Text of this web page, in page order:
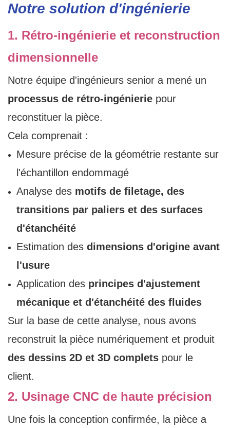
Notre solution d'ingénierie
1. Rétro-ingénierie et reconstruction
dimensionnelle
Notre équipe d'ingénieurs senior a mené un
processus de rétro-ingénierie pour
reconstituer la pièce.
Cela comprenait :
Mesure précise de la géométrie restante sur
l'échantillon endommagé
Analyse des motifs de filetage, des
transitions par paliers et des surfaces
d'étanchéité
Estimation des dimensions d'origine avant
l'usure
Application des principes d'ajustement
mécanique et d'étanchéité des fluides
Sur la base de cette analyse, nous avons
reconstruit la pièce numériquement et produit
des dessins 2D et 3D complets pour le
client.
2. Usinage CNC de haute précision
Une fois la conception confirmée, la pièce a